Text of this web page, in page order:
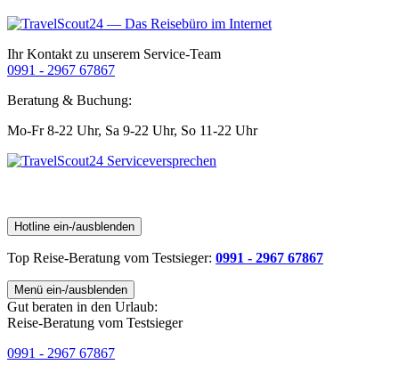
Ihr Kontakt zu unserem Service-Team
0991 - 2967 67867
Beratung & Buchung:
Mo-Fr 8-22 Uhr, Sa 9-22 Uhr, So 11-22 Uhr
Hotline ein-/ausblenden
Top Reise-Beratung vom Testsieger: 0991 - 2967 67867
Menü ein-/ausblenden
Gut beraten in den Urlaub:
Reise-Beratung vom Testsieger
0991 - 2967 67867